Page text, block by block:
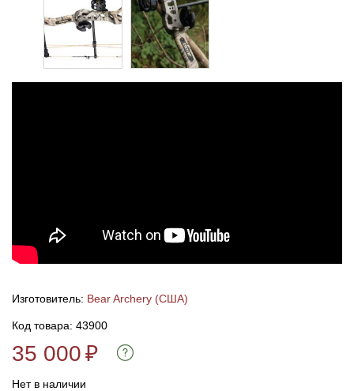
Изготовитель: Bear Archery (США)
Код товара: 43900
35 000₽
Нет в наличии